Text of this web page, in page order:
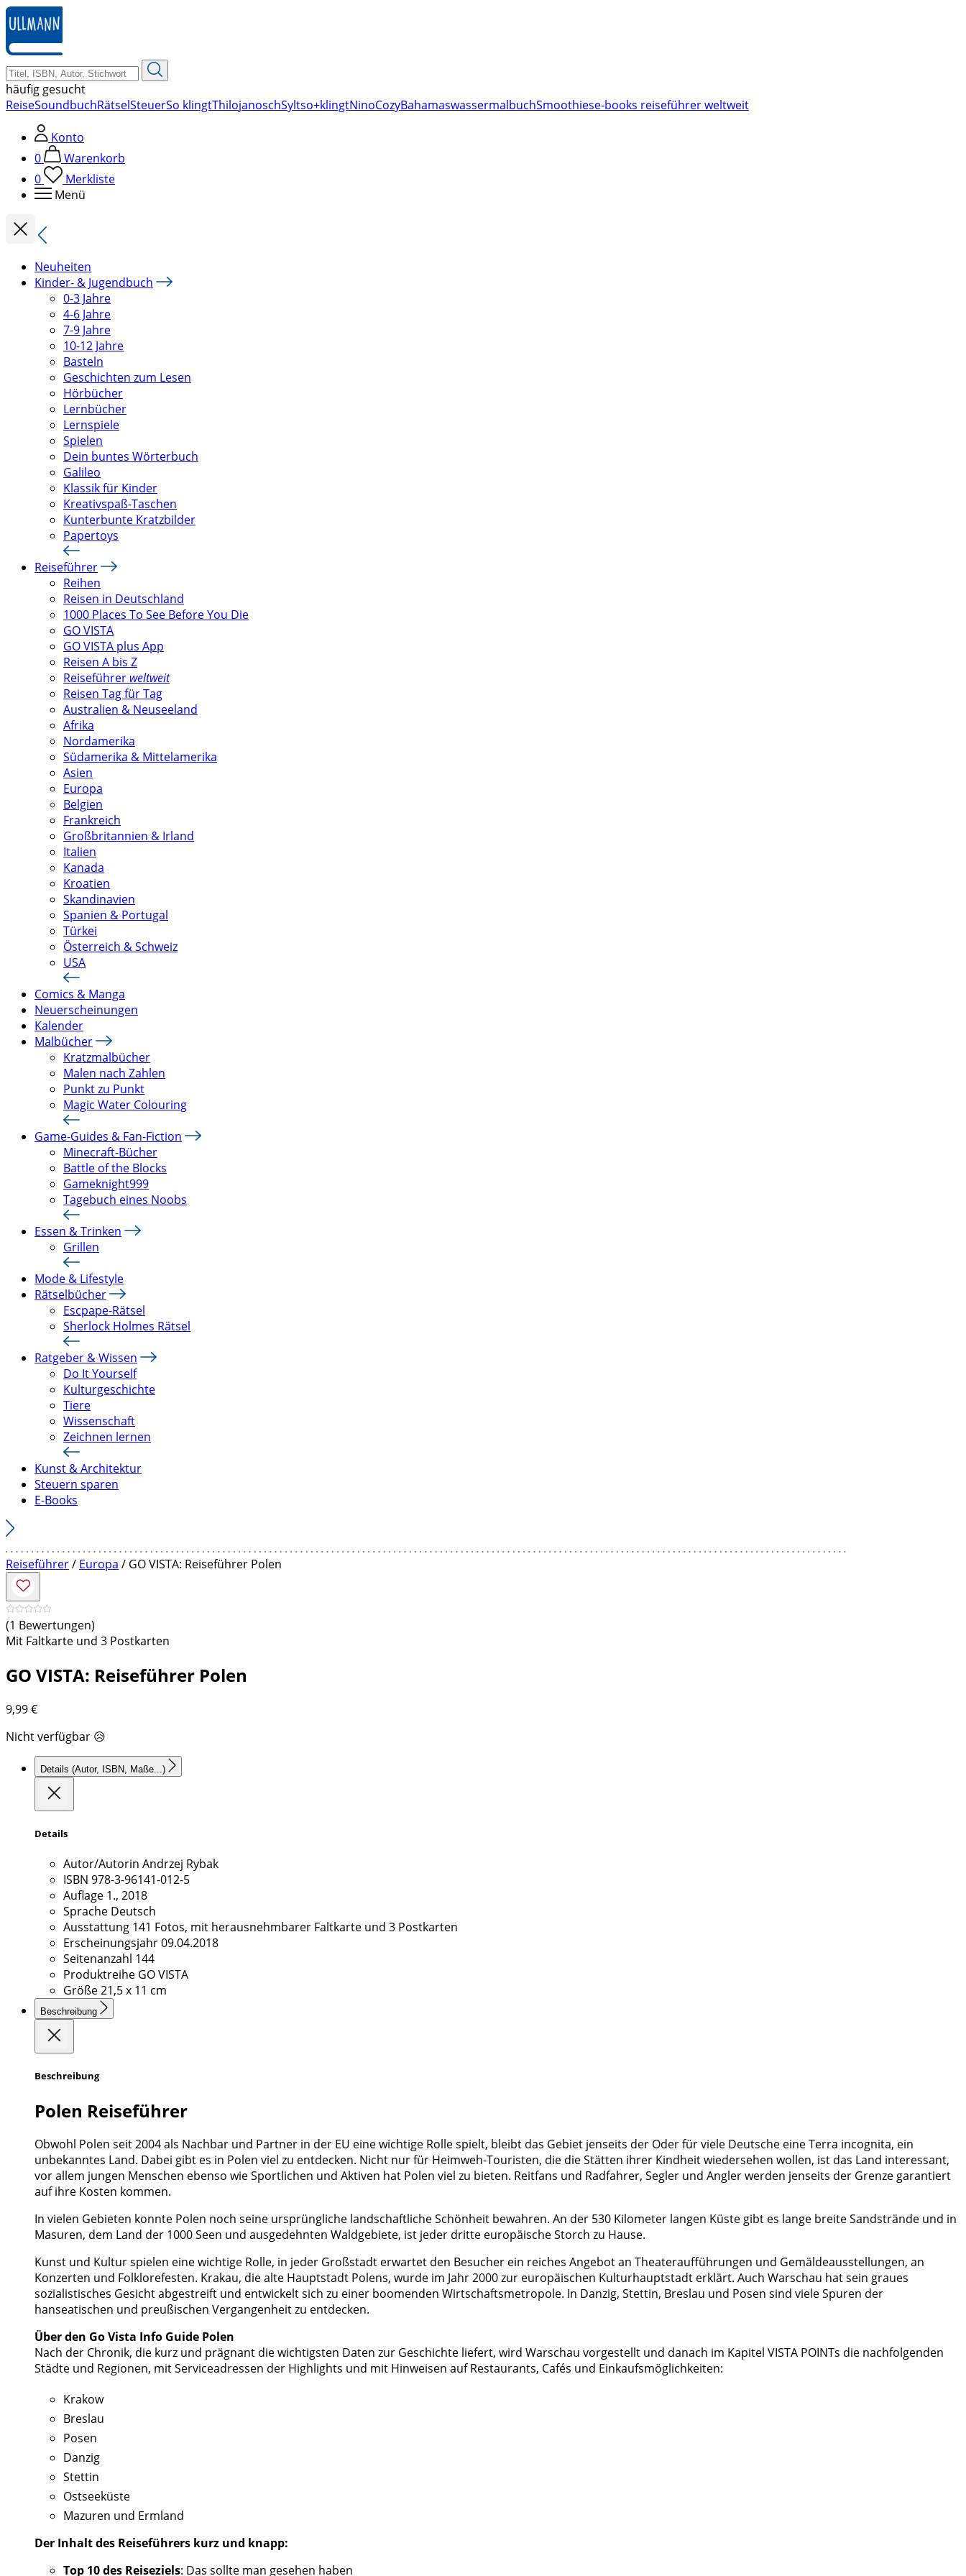
zum
Hauptinhalt
springen
häufig gesucht
ReiseSoundbuchRätselSteuerSo klingtThilojanoschSyltso+klingtNinoCozyBahamaswassermalbuchSmoothiese-books reiseführer weltweit
Konto
0
Warenkorb
0
Merkliste
Menü
Neuheiten
Kinder- & Jugendbuch
0-3 Jahre
4-6 Jahre
7-9 Jahre
10-12 Jahre
Basteln
Geschichten zum Lesen
Hörbücher
Lernbücher
Lernspiele
Spielen
Dein buntes Wörterbuch
Galileo
Klassik für Kinder
Kreativspaß-Taschen
Kunterbunte Kratzbilder
Papertoys
Reiseführer
Reihen
Reisen in Deutschland
1000 Places To See Before You Die
GO VISTA
GO VISTA plus App
Reisen A bis Z
Reiseführer weltweit
Reisen Tag für Tag
Australien & Neuseeland
Afrika
Nordamerika
Südamerika & Mittelamerika
Asien
Europa
Belgien
Frankreich
Großbritannien & Irland
Italien
Kanada
Kroatien
Skandinavien
Spanien & Portugal
Türkei
Österreich & Schweiz
USA
Comics & Manga
Neuerscheinungen
Kalender
Malbücher
Kratzmalbücher
Malen nach Zahlen
Punkt zu Punkt
Magic Water Colouring
Game-Guides & Fan-Fiction
Minecraft-Bücher
Battle of the Blocks
Gameknight999
Tagebuch eines Noobs
Essen & Trinken
Grillen
Mode & Lifestyle
Rätselbücher
Escpape-Rätsel
Sherlock Holmes Rätsel
Ratgeber & Wissen
Do It Yourself
Kulturgeschichte
Tiere
Wissenschaft
Zeichnen lernen
Kunst & Architektur
Steuern sparen
E-Books
Reiseführer/ Europa / GO VISTA: Reiseführer Polen
(1 Bewertungen)
Mit Faltkarte und 3 Postkarten
GO VISTA: Reiseführer Polen
9,99€
Nicht verfügbar 😥
Details (Autor, ISBN, Maße...)
Details
Autor/Autorin Andrzej Rybak
ISBN 978-3-96141-012-5
Auflage 1., 2018
Sprache Deutsch
Ausstattung 141 Fotos, mit herausnehmbarer Faltkarte und 3 Postkarten
Erscheinungsjahr09.04.2018
Seitenanzahl 144
Produktreihe GO VISTA
Größe21,5 x 11 cm
Beschreibung
Beschreibung
Polen Reiseführer
Obwohl Polen seit 2004 als Nachbar und Partner in der EU eine wichtige Rolle spielt, bleibt das Gebiet jenseits der Oder für viele Deutsche eine Terra incognita, ein
unbekanntes Land. Dabei gibt es in Polen viel zu entdecken. Nicht nur für Heimweh-Touristen, die die Stätten ihrer Kindheit wiedersehen wollen, ist das Land interessant,
vor allem jungen Menschen ebenso wie Sportlichen und Aktiven hat Polen viel zu bieten. Reitfans und Radfahrer, Segler und Angler werden jenseits der Grenze garantiert
auf ihre Kosten kommen.
In vielen Gebieten konnte Polen noch seine ursprüngliche landschaftliche Schönheit bewahren. An der 530 Kilometer langen Küste gibt es lange breite Sandstrände und in
Masuren, dem Land der 1000 Seen und ausgedehnten Waldgebiete, ist jeder dritte europäische Storch zu Hause.
Kunst und Kultur spielen eine wichtige Rolle, in jeder Großstadt erwartet den Besucher ein reiches Angebot an Theateraufführungen und Gemäldeausstellungen, an
Konzerten und Folklorefesten. Krakau, die alte Hauptstadt Polens, wurde im Jahr 2000 zur europäischen Kulturhauptstadt erklärt. Auch Warschau hat sein graues
sozialistisches Gesicht abgestreift und entwickelt sich zu einer boomenden Wirtschaftsmetropole. In Danzig, Stettin, Breslau und Posen sind viele Spuren der
hanseatischen und preußischen Vergangenheit zu entdecken.
Über den Go Vista Info Guide Polen
Nach der Chronik, die kurz und prägnant die wichtigsten Daten zur Geschichte liefert, wird Warschau vorgestellt und danach im Kapitel VISTA POINTs die nachfolgenden
Städte und Regionen, mit Serviceadressen der Highlights und mit Hinweisen auf Restaurants, Cafés und Einkaufsmöglichkeiten: 
Krakow 
Breslau 
Posen 
Danzig 
Stettin 
Ostseeküste 
Mazuren und Ermland
Der Inhalt des Reiseführers kurz und knapp:
Top 10 des Reiseziels: Das sollte man gesehen haben